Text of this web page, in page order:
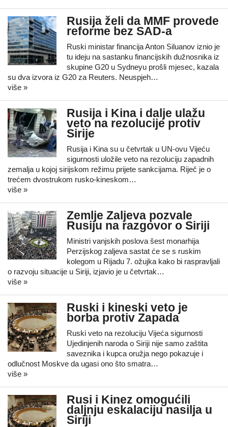
Rusija želi da MMF provede
reforme bez SAD-a
Ruski ministar financija Anton Siluanov iznio je
tu ideju na sastanku financijskih dužnosnika iz
skupine G20 u Sydneyu prošli mjesec, kazala
su dva izvora iz G20 za Reuters. Neuspjeh…
više »
Rusija i Kina i dalje ulažu
veto na rezolucije protiv
Sirije
Rusija i Kina su u četvrtak u UN-ovu Vijeću
sigurnosti uložile veto na rezoluciju zapadnih
zemalja u kojoj sirijskom režimu prijete sankcijama. Riječ je o
trećem dvostrukom rusko-kineskom…
više »
Zemlje Zaljeva pozvale
Rusiju na razgovor o Siriji
Ministri vanjskih poslova šest monarhija
Perzijskog zaljeva sastat će se s ruskim
kolegom u Rijadu 7. ožujka kako bi raspravljali
o razvoju situacije u Siriji, izjavio je u četvrtak…
više »
Ruski i kineski veto je
borba protiv Zapada
Ruski veto na rezoluciju Vijeća sigurnosti
Ujedinjenih naroda o Siriji nije samo zaštita
saveznika i kupca oružja nego pokazuje i
odlučnost Moskve da ugasi ono što smatra…
više »
Rusi i Kinez omogućili
daljnju eskalaciju nasilja u
Siriji